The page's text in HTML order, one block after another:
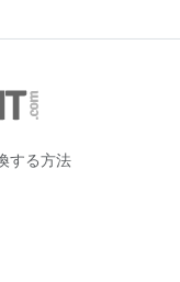
する方法